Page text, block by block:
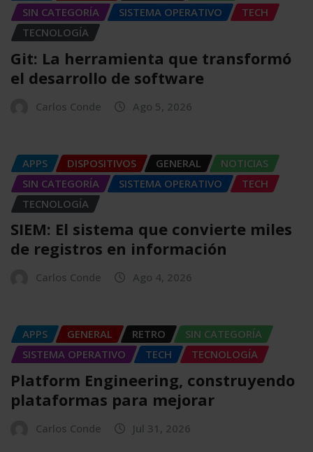
SIN CATEGORÍA
SISTEMA OPERATIVO
TECH
TECNOLOGÍA
Git: La herramienta que transformó
el desarrollo de software
Carlos Conde Ago 5, 2026
APPS DISPOSITIVOS GENERAL
NOTICIAS
SIN CATEGORÍA
SISTEMA OPERATIVO
TECH
TECNOLOGÍA
SIEM: El sistema que convierte miles
de registros en información
Carlos Conde Ago 4, 2026
APPS GENERAL RETRO
SIN CATEGORÍA
SISTEMA OPERATIVO
TECH TECNOLOGÍA
Platform Engineering, construyendo
plataformas para mejorar
Carlos Conde Jul 31, 2026